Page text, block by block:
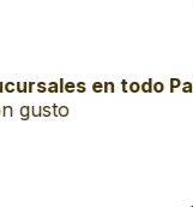
en todo
gusto